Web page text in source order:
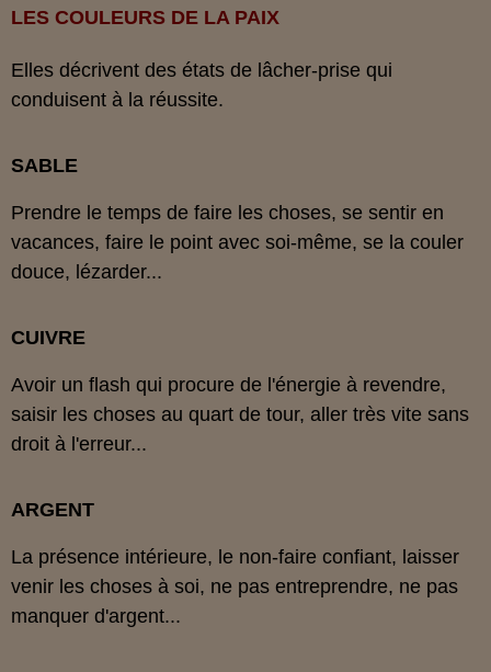
LES COULEURS DE LA PAIX
Elles décrivent des états de lâcher-prise qui
conduisent à la réussite.
SABLE
Prendre le temps de faire les choses, se sentir en
vacances, faire le point avec soi-même, se la couler
douce, lézarder...
CUIVRE
Avoir un flash qui procure de l'énergie à revendre,
saisir les choses au quart de tour, aller très vite sans
droit à l'erreur...
ARGENT
La présence intérieure, le non-faire confiant, laisser
venir les choses à soi, ne pas entreprendre, ne pas
manquer d'argent...